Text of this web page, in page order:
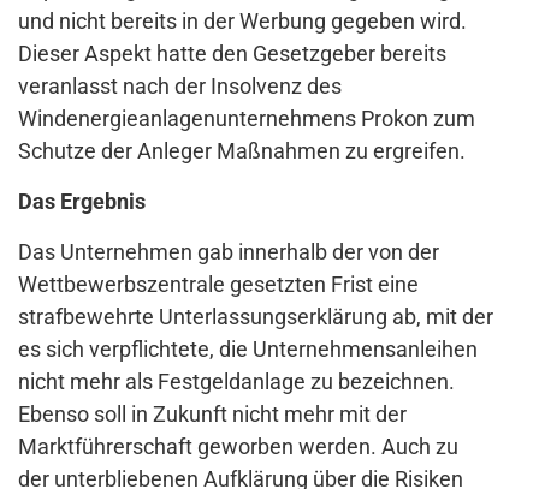
und nicht bereits in der Werbung gegeben wird.
Dieser Aspekt hatte den Gesetzgeber bereits
veranlasst nach der Insolvenz des
Windenergieanlagenunternehmens Prokon zum
Schutze der Anleger Maßnahmen zu ergreifen.
Das Ergebnis
Das Unternehmen gab innerhalb der von der
Wettbewerbszentrale gesetzten Frist eine
strafbewehrte Unterlassungserklärung ab, mit der
es sich verpflichtete, die Unternehmensanleihen
nicht mehr als Festgeldanlage zu bezeichnen.
Ebenso soll in Zukunft nicht mehr mit der
Marktführerschaft geworben werden. Auch zu
der unterbliebenen Aufklärung über die Risiken